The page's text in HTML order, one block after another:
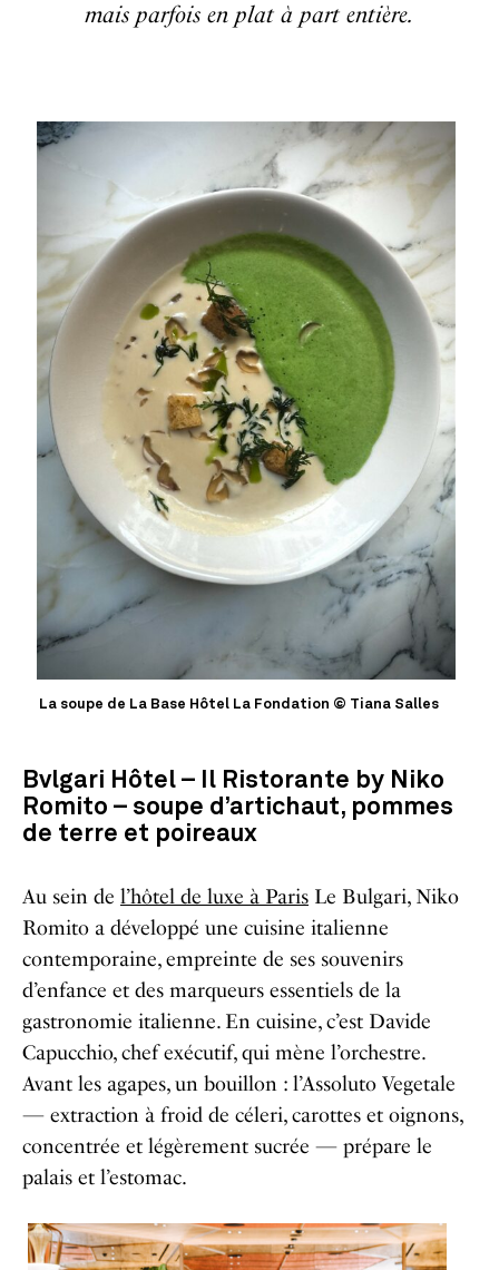
mais parfois en plat à part entière.
La soupe de La Base Hôtel La Fondation © Tiana Salles
Bvlgari Hôtel – Il Ristorante by Niko
Romito – soupe d’artichaut, pommes
de terre et poireaux
Au sein de l’hôtel de luxe à Paris Le Bulgari, Niko
Romito a développé une cuisine italienne
contemporaine, empreinte de ses souvenirs
d’enfance et des marqueurs essentiels de la
gastronomie italienne. En cuisine, c’est Davide
Capucchio, chef exécutif, qui mène l’orchestre.
Avant les agapes, un bouillon : l’Assoluto Vegetale
— extraction à froid de céleri, carottes et oignons,
concentrée et légèrement sucrée — prépare le
palais et l’estomac.